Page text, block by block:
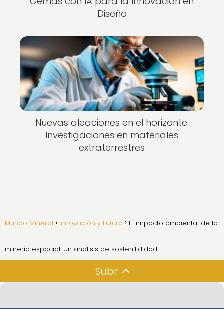
Diseño
Nuevas aleaciones en el horizonte:
Investigaciones en materiales
extraterrestres
Mundo Mineral Innovación y Futuro El impacto ambiental de la
minería espacial: Un análisis de sostenibilidad
Subir